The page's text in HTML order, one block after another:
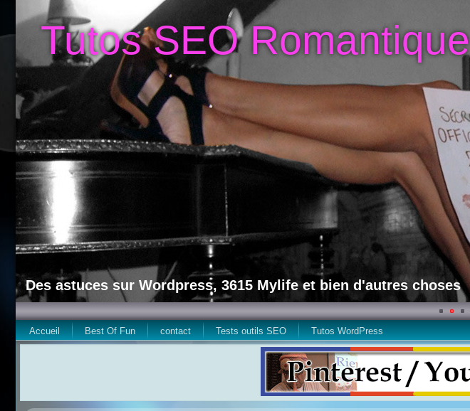
Tutos SEO Romantique
Des astuces sur Wordpress, 3615 Mylife et bien d'autres choses
Accueil Best Of Fun contact Tests outils SEO Tutos WordPress